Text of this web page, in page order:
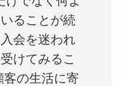
ることが続
会を迷われ
けてみるこ
客の生活に寄